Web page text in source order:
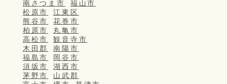
南さつま市
福山市
松原市
江東区
熊谷市
花巻市
柏原市
丸亀市
高松市
観音寺市
木田郡
南陽市
福島市
岡谷市
須坂市
湖西市
茅野市
山武郡